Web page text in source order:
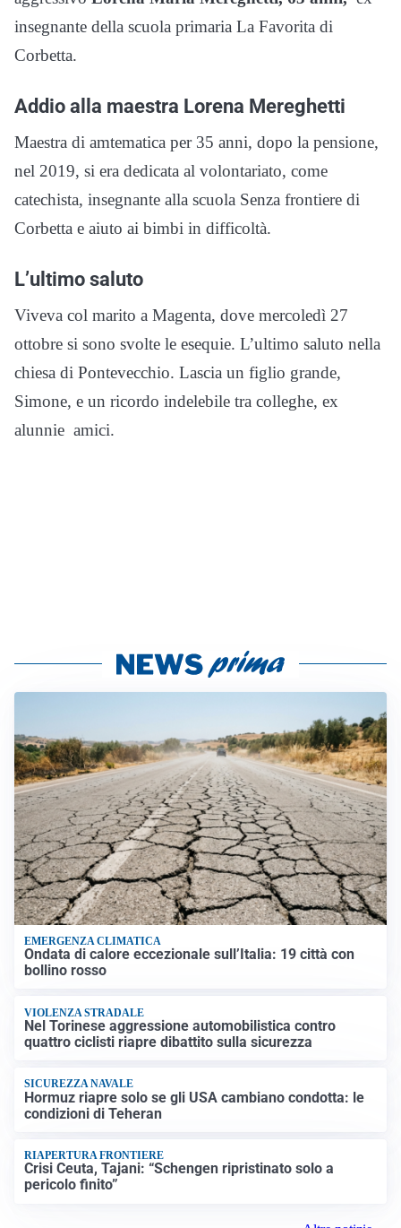
insegnante della scuola primaria La Favorita di
Corbetta.
Addio alla maestra Lorena Mereghetti
Maestra di amtematica per 35 anni, dopo la pensione,
nel 2019, si era dedicata al volontariato, come
catechista, insegnante alla scuola Senza frontiere di
Corbetta e aiuto ai bimbi in difficoltà.
L’ultimo saluto
Viveva col marito a Magenta, dove mercoledì 27
ottobre si sono svolte le esequie. L’ultimo saluto nella
chiesa di Pontevecchio. Lascia un figlio grande,
Simone, e un ricordo indelebile tra colleghe, ex
alunnie amici.
EMERGENZA CLIMATICA
Ondata di calore eccezionale sull’Italia: 19 città con
bollino rosso
VIOLENZA STRADALE
Nel Torinese aggressione automobilistica contro
quattro ciclisti riapre dibattito sulla sicurezza
SICUREZZA NAVALE
Hormuz riapre solo se gli USA cambiano condotta: le
condizioni di Teheran
RIAPERTURA FRONTIERE
Crisi Ceuta, Tajani: “Schengen ripristinato solo a
pericolo finito”